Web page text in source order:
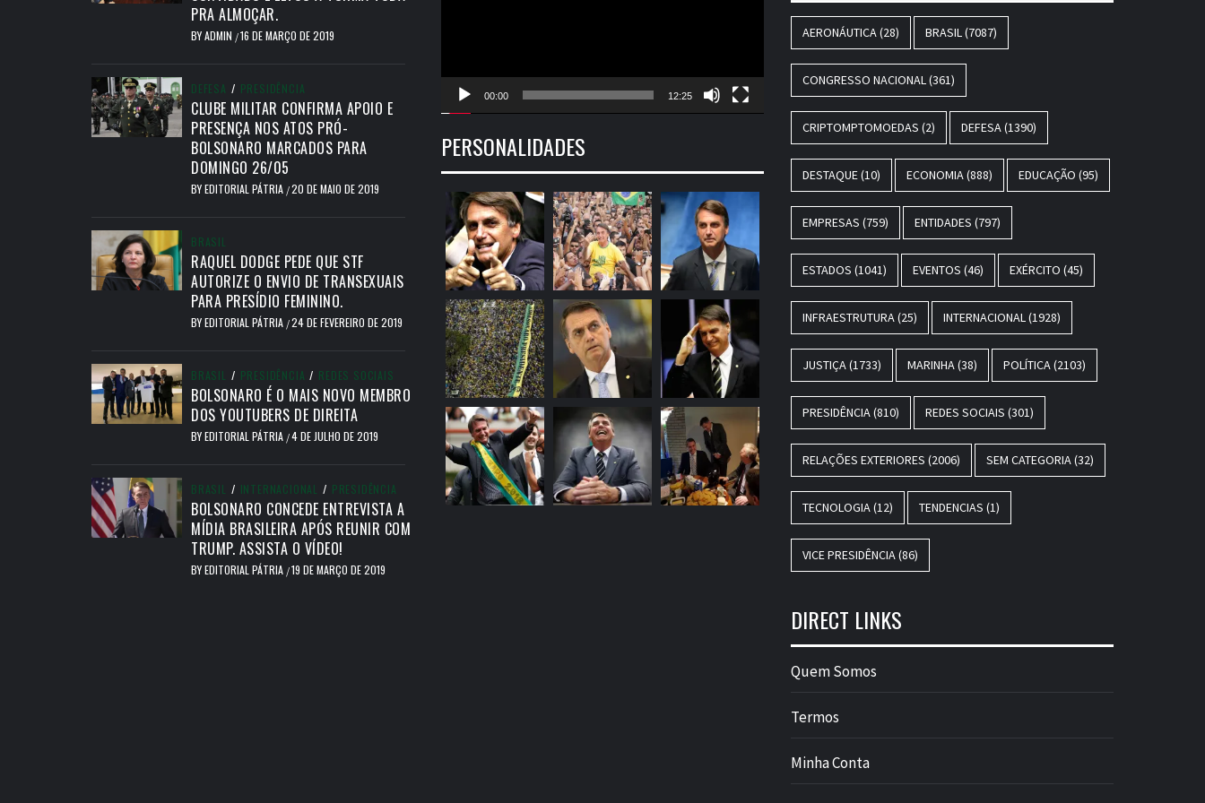
PRA ALMOÇAR.
BYADMIN /16 DE MARÇO DE 2019
DEFESA / PRESIDÊNCIA
CLUBE MILITAR CONFIRMA APOIO E
PRESENÇA NOS ATOS PRÓ-
BOLSONARO MARCADOS PARA
DOMINGO 26/05
BYEDITORIAL PÁTRIA /20 DE MAIO DE 2019
BRASIL
RAQUEL DODGE PEDE QUE STF
AUTORIZE O ENVIO DE TRANSEXUAIS
PARA PRESÍDIO FEMININO.
BYEDITORIAL PÁTRIA /24 DE FEVEREIRO DE 2019
BRASIL / PRESIDÊNCIA / REDES SOCIAIS
BOLSONARO É O MAIS NOVO MEMBRO
DOS YOUTUBERS DE DIREITA
BYEDITORIAL PÁTRIA /4 DE JULHO DE 2019
BRASIL / INTERNACIONAL / PRESIDÊNCIA
BOLSONARO CONCEDE ENTREVISTA A
MÍDIA BRASILEIRA APÓS REUNIR COM
TRUMP. ASSISTA O VÍDEO!
BYEDITORIAL PÁTRIA /19 DE MARÇO DE 2019
00:00 12:25
PERSONALIDADES
AERONÁUTICA (28) BRASIL (7087)
CONGRESSO NACIONAL (361)
CRIPTOMPTOMOEDAS (2) DEFESA (1390)
DESTAQUE(10) ECONOMIA (888) EDUCAÇÃO (95)
EMPRESAS (759) ENTIDADES (797)
ESTADOS (1041) EVENTOS (46) EXÉRCITO (45)
INFRAESTRUTURA (25) INTERNACIONAL (1928)
JUSTIÇA (1733) MARINHA (38) POLÍTICA (2103)
PRESIDÊNCIA (810) REDES SOCIAIS (301)
RELAÇÕES EXTERIORES (2006) SEM CATEGORIA (32)
TECNOLOGIA (12) TENDENCIAS (1)
VICE PRESIDÊNCIA (86)
DIRECT LINKS
Quem Somos
Termos
Minha Conta